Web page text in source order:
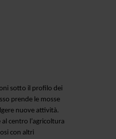
sotto il profilo dei
prende le mosse
nuove attività.
centro l’agricoltura
con altri